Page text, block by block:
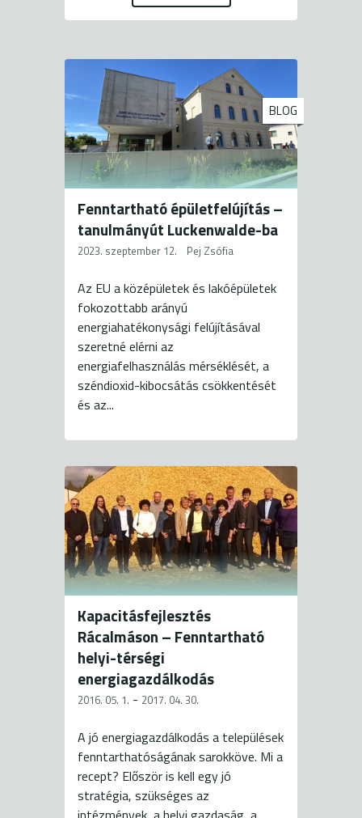
BLOG
Fenntartható épületfelújítás –
tanulmányút Luckenwalde-ba
2023. szeptember 12. Pej Zsófia
Az EU a középületek és lakóépületek
fokozottabb arányú
energiahatékonysági felújításával
szeretné elérni az
energiafelhasználás mérséklését, a
széndioxid-kibocsátás csökkentését
és az...
Kapacitásfejlesztés
Rácalmáson – Fenntartható
helyi-térségi
energiagazdálkodás
2016. 05. 1. - 2017. 04. 30.
A jó energiagazdálkodás a települések
fenntarthatóságának sarokköve. Mi a
recept? Először is kell egy jó
stratégia, szükséges az